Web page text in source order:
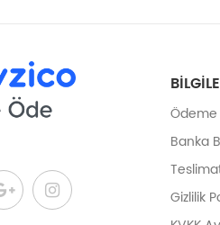
Ödeme
Banka
Gizlilik